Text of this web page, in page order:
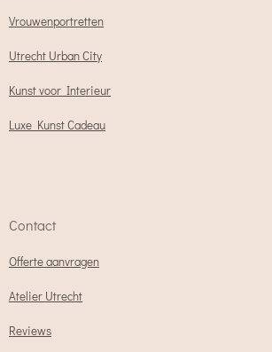
Vrouwenportretten
Utrecht Urban City
Kunst voor Interieur
Luxe Kunst Cadeau
Contact
Offerte aanvragen
Atelier Utrecht
Reviews